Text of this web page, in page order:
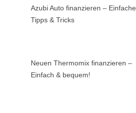
Azubi Auto finanzieren – Einfache
Tipps & Tricks
Neuen Thermomix finanzieren –
Einfach & bequem!